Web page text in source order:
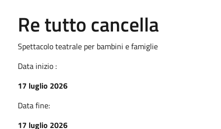
Re tutto cancella
Spettacolo teatrale per bambini e famiglie
Data inizio :
17 luglio 2026
Data fine:
17 luglio 2026